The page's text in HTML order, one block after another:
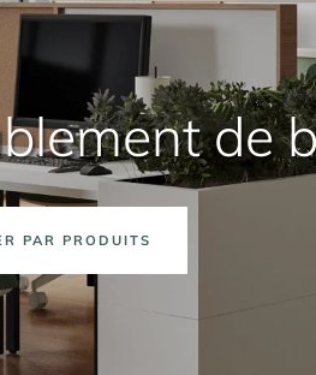
de
PAR PRODUITS